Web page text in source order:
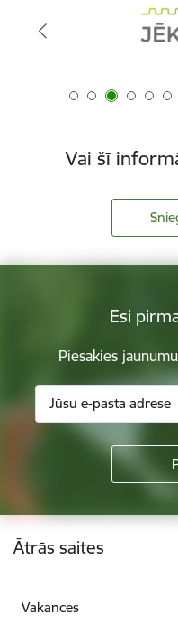
Vai šī
Esi
Piesakies
Kājene
Ātrās saites
Vakances